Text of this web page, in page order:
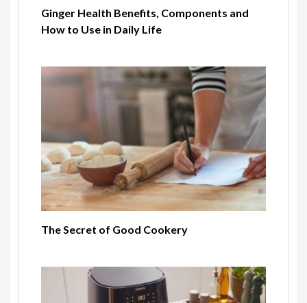
Ginger Health Benefits, Components and
How to Use in Daily Life
The Secret of Good Cookery